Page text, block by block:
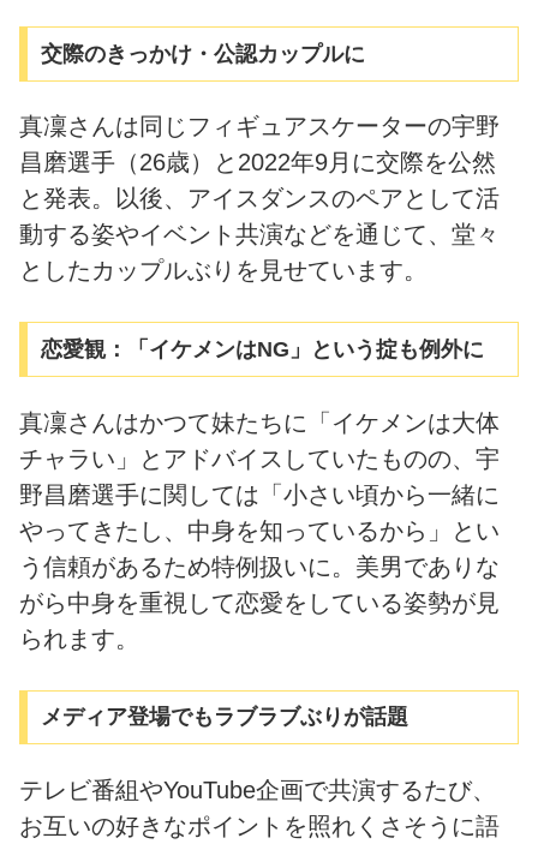
交際のきっかけ・公認カップルに
真凜さんは同じフィギュアスケーターの宇野
昌磨選手（26歳）と2022年9月に交際を公然
と発表。以後、アイスダンスのペアとして活
動する姿やイベント共演などを通じて、堂々
としたカップルぶりを見せています。
恋愛観：「イケメンはNG」という掟も例外に
真凜さんはかつて妹たちに「イケメンは大体
チャラい」とアドバイスしていたものの、宇
野昌磨選手に関しては「小さい頃から一緒に
やってきたし、中身を知っているから」とい
う信頼があるため特例扱いに。美男でありな
がら中身を重視して恋愛をしている姿勢が見
られます。
メディア登場でもラブラブぶりが話題
テレビ番組やYouTube企画で共演するたび、
お互いの好きなポイントを照れくさそうに語